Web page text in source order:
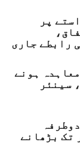
پر
رابطے جاری
ہونے
سینئر
ڈالر تک بڑھانے